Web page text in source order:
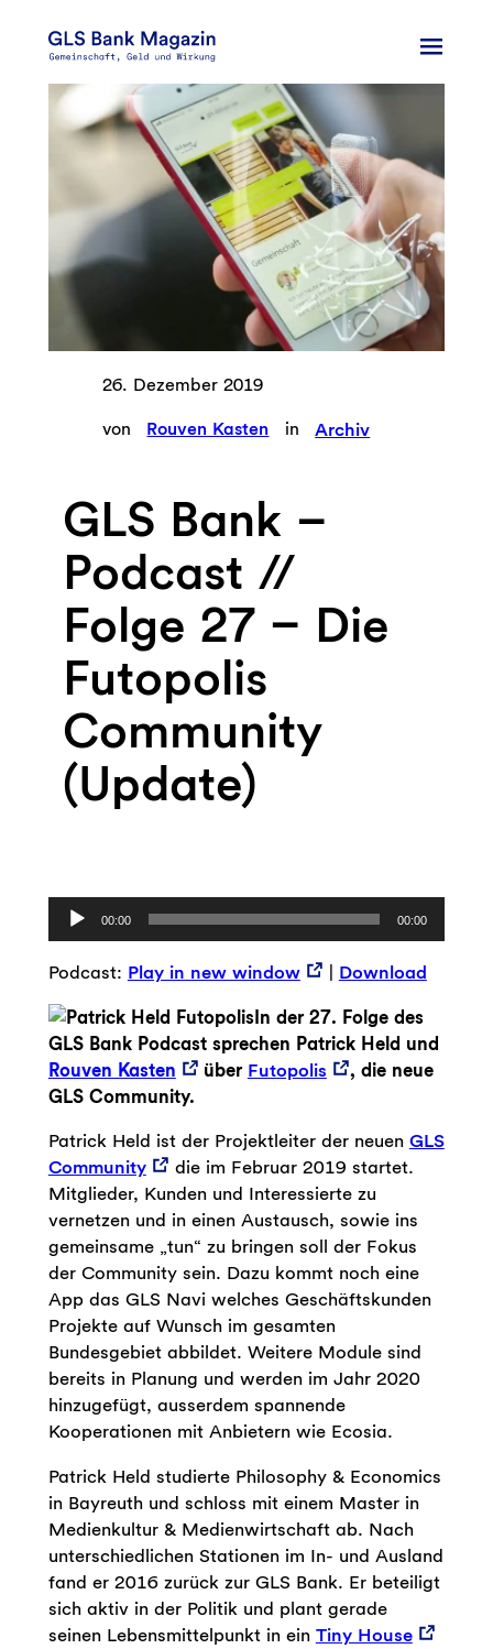
Inhalt
26. Dezember 2019
von Rouven Kasten in Archiv
GLS Bank –
Podcast //
Folge 27 – Die
Futopolis
Community
(Update)
Audio- 00:00 00:00
Podcast: Play in new window Download
In der 27. Folge des
GLS Bank Podcast sprechen Patrick Held und
Rouven Kasten
über Futopolis
, die neue
GLS Community.
Patrick Held ist der Projektleiter der neuen GLS
Community
die im Februar 2019 startet.
Mitglieder, Kunden und Interessierte zu
vernetzen und in einen Austausch, sowie ins
gemeinsame „tun“ zu bringen soll der Fokus
der Community sein. Dazu kommt noch eine
App das GLS Navi welches Geschäftskunden
Projekte auf Wunsch im gesamten
Bundesgebiet abbildet. Weitere Module sind
bereits in Planung und werden im Jahr 2020
hinzugefügt, ausserdem spannende
Kooperationen mit Anbietern wie Ecosia.
Patrick Held studierte Philosophy & Economics
in Bayreuth und schloss mit einem Master in
Medienkultur & Medienwirtschaft ab. Nach
unterschiedlichen Stationen im In- und Ausland
fand er 2016 zurück zur GLS Bank. Er beteiligt
sich aktiv in der Politik und plant gerade
seinen Lebensmittelpunkt in ein Tiny House